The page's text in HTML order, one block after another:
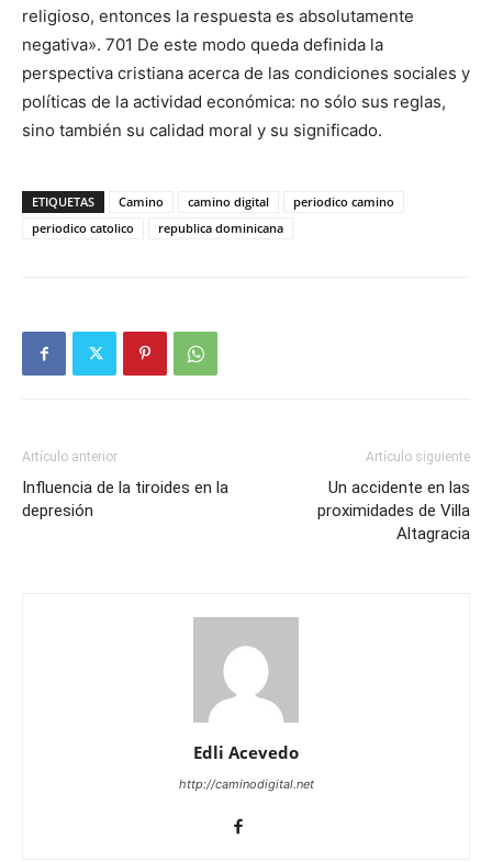
religioso, entonces la respuesta es absolutamente
negativa». 701 De este modo queda definida la
perspectiva cristiana acerca de las condiciones sociales y
polí­ticas de la actividad económica: no sólo sus reglas,
sino también su calidad moral y su signifi­cado.
ETIQUETAS Camino camino digital
periodico camino
periodico catolico
republica dominicana
Artículo anterior
Influencia de la tiroides en la
depresión
Artículo siguiente
Un accidente en las
proximidades de Villa
Altagracia
Edli Acevedo
http://caminodigital.net